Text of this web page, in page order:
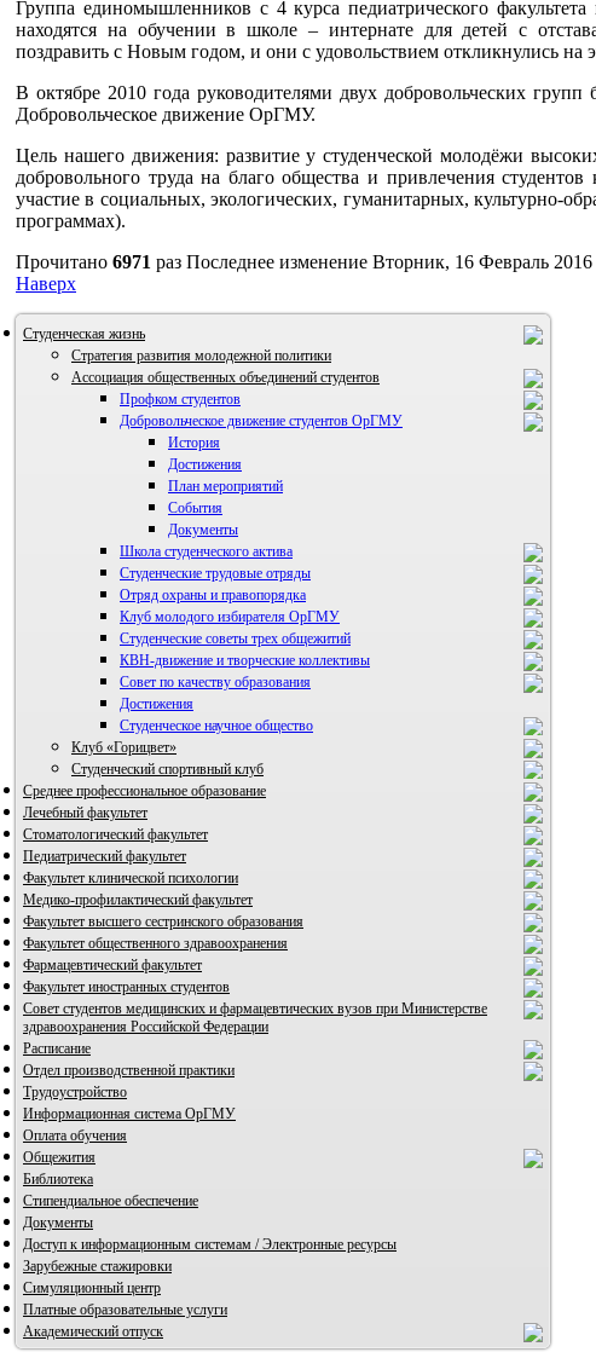
Группа единомышленников с 4 курса педиатрического
находятся на обучении в школе – интернате для детей с
поздравить с Новым годом, и они с удовольствием откликнулись на
В октябре 2010 года руководителями двух добровольческих
Добровольческое движение ОрГМУ.
Цель нашего движения: развитие у студенческой молодёжи
добровольного труда на благо общества и привлечения
участие в социальных, экологических, гуманитарных, культурно-
программах).
Прочитано 6971 раз Последнее изменение Вторник, 16 Февраль 2016
Наверх
Студенческая жизнь
Стратегия развития молодежной политики
Ассоциация общественных объединений студентов
Профком студентов
Добровольческое движение студентов ОрГМУ
История
Достижения
План мероприятий
События
Документы
Школа студенческого актива
Студенческие трудовые отряды
Отряд охраны и правопорядка
Клуб молодого избирателя ОрГМУ
Студенческие советы трех общежитий
КВН-движение и творческие коллективы
ВИА "Полигон"
Совет по качеству образования
Достижения
Студенческое научное общество
Клуб «Горицвет»
Студенческий спортивный клуб
Среднее профессиональное образование
Лечебный факультет
Стоматологический факультет
Педиатрический факультет
Факультет клинической психологии
Медико-профилактический факультет
Факультет высшего сестринского образования
Факультет общественного здравоохранения
Фармацевтический факультет
Факультет иностранных студентов
Совет студентов медицинских и фармацевтических вузов при Министерстве
здравоохранения Российской Федерации
Расписание
Отдел производственной практики
Трудоустройство
Информационная система ОрГМУ
Оплата обучения
Общежития
Библиотека
Стипендиальное обеспечение
Документы
Доступ к информационным системам / Электронные ресурсы
Зарубежные стажировки
Симуляционный центр
Платные образовательные услуги
Академический отпуск